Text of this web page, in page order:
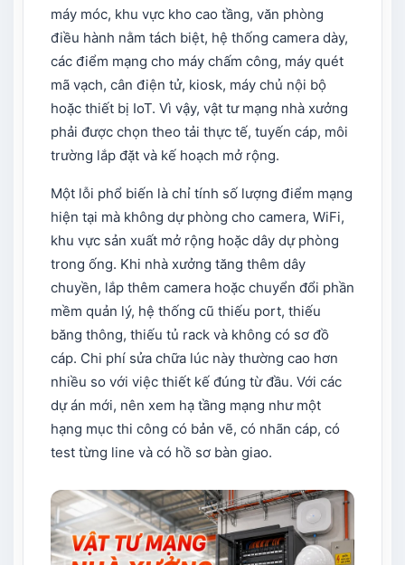
máy móc, khu vực kho cao tầng, văn phòng
điều hành nằm tách biệt, hệ thống camera dày,
các điểm mạng cho máy chấm công, máy quét
mã vạch, cân điện tử, kiosk, máy chủ nội bộ
hoặc thiết bị IoT. Vì vậy, vật tư mạng nhà xưởng
phải được chọn theo tải thực tế, tuyến cáp, môi
trường lắp đặt và kế hoạch mở rộng.
Một lỗi phổ biến là chỉ tính số lượng điểm mạng
hiện tại mà không dự phòng cho camera, WiFi,
khu vực sản xuất mở rộng hoặc dây dự phòng
trong ống. Khi nhà xưởng tăng thêm dây
chuyền, lắp thêm camera hoặc chuyển đổi phần
mềm quản lý, hệ thống cũ thiếu port, thiếu
băng thông, thiếu tủ rack và không có sơ đồ
cáp. Chi phí sửa chữa lúc này thường cao hơn
nhiều so với việc thiết kế đúng từ đầu. Với các
dự án mới, nên xem hạ tầng mạng như một
hạng mục thi công có bản vẽ, có nhãn cáp, có
test từng line và có hồ sơ bàn giao.